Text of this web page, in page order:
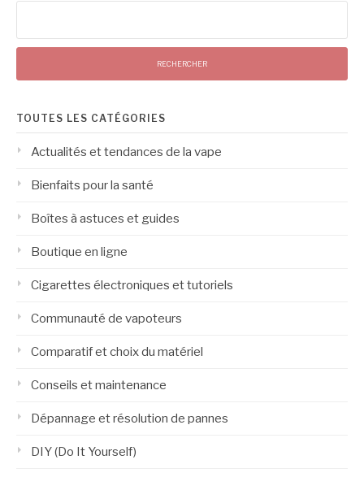
TOUTES LES CATÉGORIES
Actualités et tendances de la vape
Bienfaits pour la santé
Boîtes à astuces et guides
Boutique en ligne
Cigarettes électroniques et tutoriels
Communauté de vapoteurs
Comparatif et choix du matériel
Conseils et maintenance
Dépannage et résolution de pannes
DIY (Do It Yourself)